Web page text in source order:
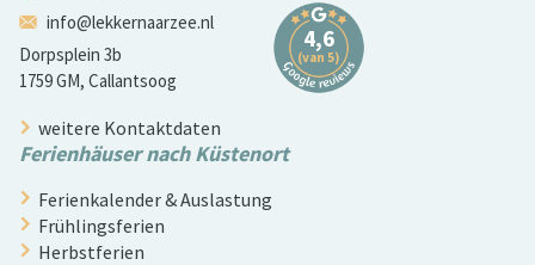
info@lekkernaarzee.nl
Dorpsplein 3b
1759 GM, Callantsoog
weitere Kontaktdaten
Ferienhäuser nach Küstenort
Ferienkalender & Auslastung
Frühlingsferien
Herbstferien